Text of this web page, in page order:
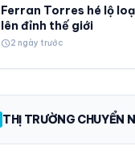
Ferran Torres hé lộ
lên đỉnh thế giới
schedule2 ngày trước
THỊ TRƯỜNG CHUYỂN